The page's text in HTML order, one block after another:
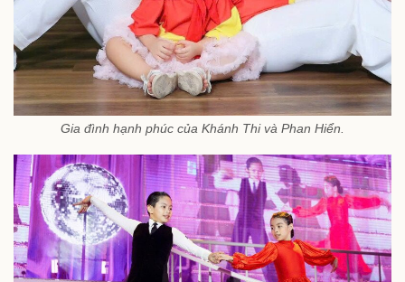
Gia đình hạnh phúc của Khánh Thi và Phan Hiển.